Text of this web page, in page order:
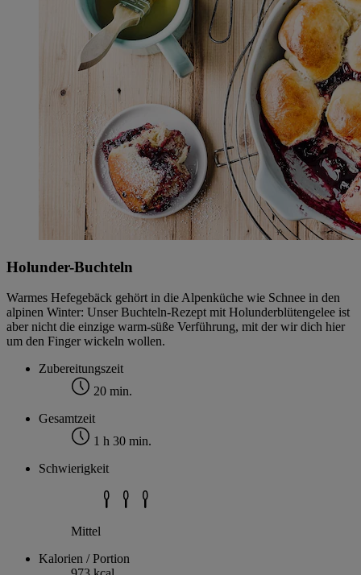
Holunder-Buchteln
Warmes Hefegebäck gehört in die Alpenküche wie Schnee in den
alpinen Winter: Unser Buchteln-Rezept mit Holunderblütengelee ist
aber nicht die einzige warm-süße Verführung, mit der wir dich hier
um den Finger wickeln wollen.
Zubereitungszeit
20 min.
Gesamtzeit
1 h 30 min.
Schwierigkeit
Mittel
Kalorien / Portion